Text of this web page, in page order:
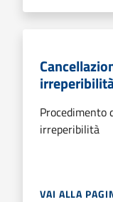
Procedimento
irreperibilità
VAI ALLA